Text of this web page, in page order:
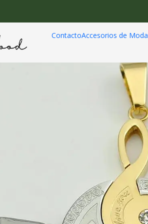
ContactoAccesorios de Moda